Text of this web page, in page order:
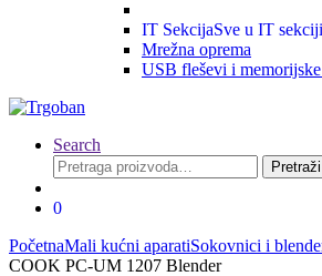
IT SekcijaSve u IT sekciji
Mrežna oprema
USB fleševi i
Search
Pretraga
za:
Pretraži
0
PočetnaMali kućni aparatiSokovnici i
COOK PC-UM 1207 Blender